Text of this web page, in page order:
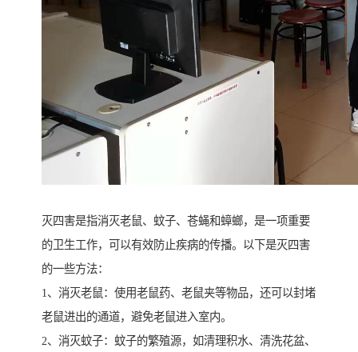
灭四害是指消灭老鼠、蚊子、苍蝇和蟑螂，是一项重要
的卫生工作，可以有效防止疾病的传播。以下是灭四害
的一些方法：
1、消灭老鼠：使用老鼠药、老鼠夹等物品，还可以封堵
老鼠进出的通道，避免老鼠进入室内。
2、消灭蚊子：蚊子的繁殖源，如清理积水、清洗花盆、